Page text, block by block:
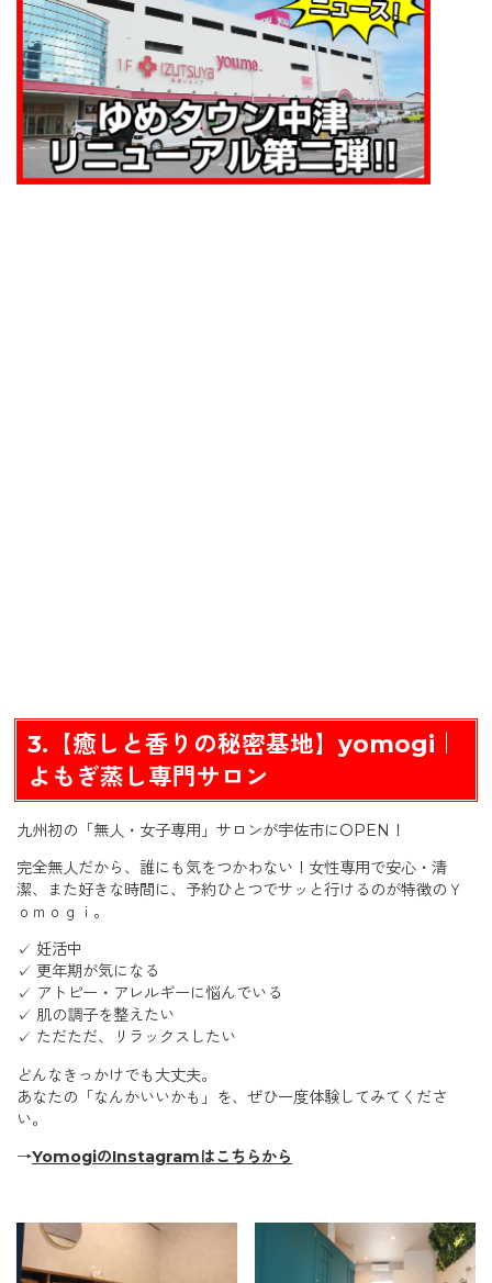
3.【癒しと香りの秘密基地】yomogi｜
よもぎ蒸し専門サロン
九州初の「無人・女子専用」サロンが宇佐市にOPEN！
完全無人だから、誰にも気をつかわない！女性専用で安心・清
潔、また好きな時間に、予約ひとつでサッと行けるのが特徴のＹ
ｏｍｏｇｉ。
✓ 妊活中
✓ 更年期が気になる
✓ アトピー・アレルギーに悩んでいる
✓ 肌の調子を整えたい
✓ ただただ、リラックスしたい
どんなきっかけでも大丈夫。
あなたの「なんかいいかも」を、ぜひ一度体験してみてくださ
い。
→YomogiのInstagramはこちらから